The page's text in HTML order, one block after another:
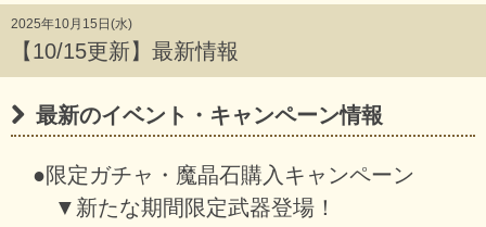
2025年10月15日(水)
【10/15更新】最新情報
最新のイベント・キャンペーン情報
●限定ガチャ・魔晶石購入キャンペーン
▼新たな期間限定武器登場！